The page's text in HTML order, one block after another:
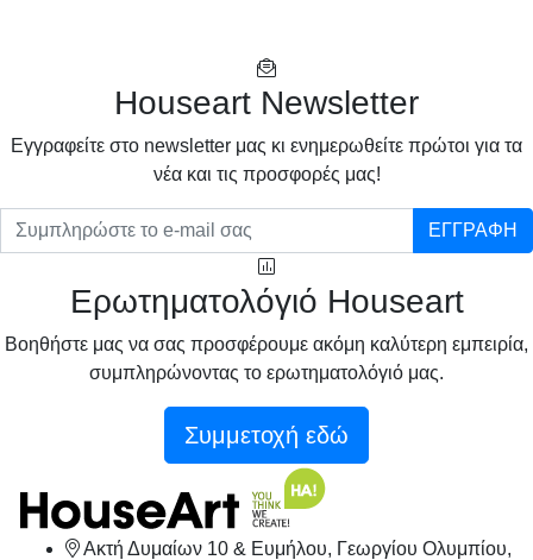
Houseart Newsletter
Eγγραφείτε στο newsletter μας κι ενημερωθείτε πρώτοι για τα
νέα και τις προσφορές μας!
ΕΓΓΡΑΦΗ
Ερωτηματολόγιό Houseart
Βοηθήστε μας να σας προσφέρουμε ακόμη καλύτερη εμπειρία,
συμπληρώνοντας το ερωτηματολόγιό μας.
Συμμετοχή εδώ
Ακτή Δυμαίων 10 & Ευμήλου, Γεωργίου Ολυμπίου,